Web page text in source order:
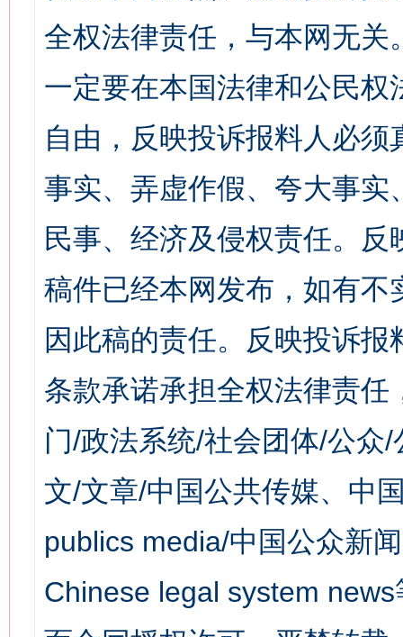
全权法律责任，与本网无
一定要在本国法律和公民
自由，反映投诉报料人必
事实、弄虚作假、夸大事
民事、经济及侵权责任。
稿件已经本网发布，如有
因此稿的责任。反映投诉
条款承诺承担全权法律责
门/政法系统/社会团体/公众
文/文章/中国公共传媒、中
publics media/中国公众新
Chinese legal system